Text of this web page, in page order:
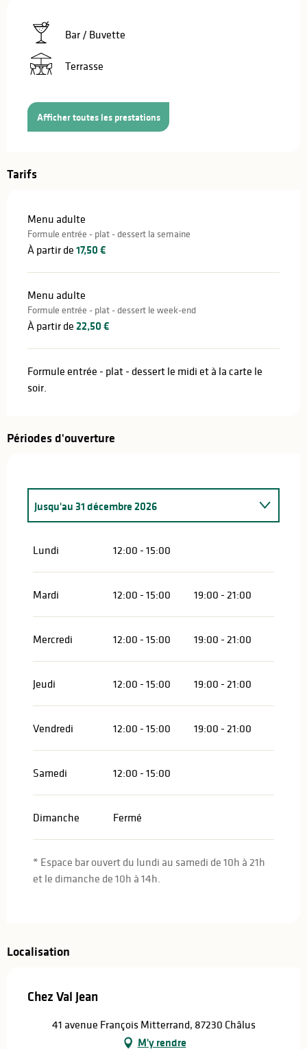
Bar / Buvette
Terrasse
Afficher toutes les prestations
Tarifs
Menu adulte
Formule entrée - plat - dessert la semaine
À partir de 17,50 €
Menu adulte
Formule entrée - plat - dessert le week-end
À partir de 22,50 €
Formule entrée - plat - dessert le midi et à la carte le
soir.
Périodes d'ouverture
Jusqu'au31 décembre 2026
Lundi 12:00 - 15:00
Mardi 12:00 - 15:00 19:00 - 21:00
Mercredi 12:00 - 15:00 19:00 - 21:00
Jeudi 12:00 - 15:00 19:00 - 21:00
Vendredi 12:00 - 15:00 19:00 - 21:00
Samedi 12:00 - 15:00
Dimanche Fermé
* Espace bar ouvert du lundi au samedi de 10h à 21h
et le dimanche de 10h à 14h.
Localisation
Chez Val Jean
41 avenue François Mitterrand, 87230 Châlus
M'y rendre